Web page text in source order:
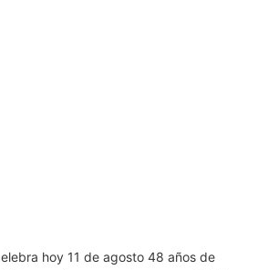
hoy 11 de agosto 48 años de